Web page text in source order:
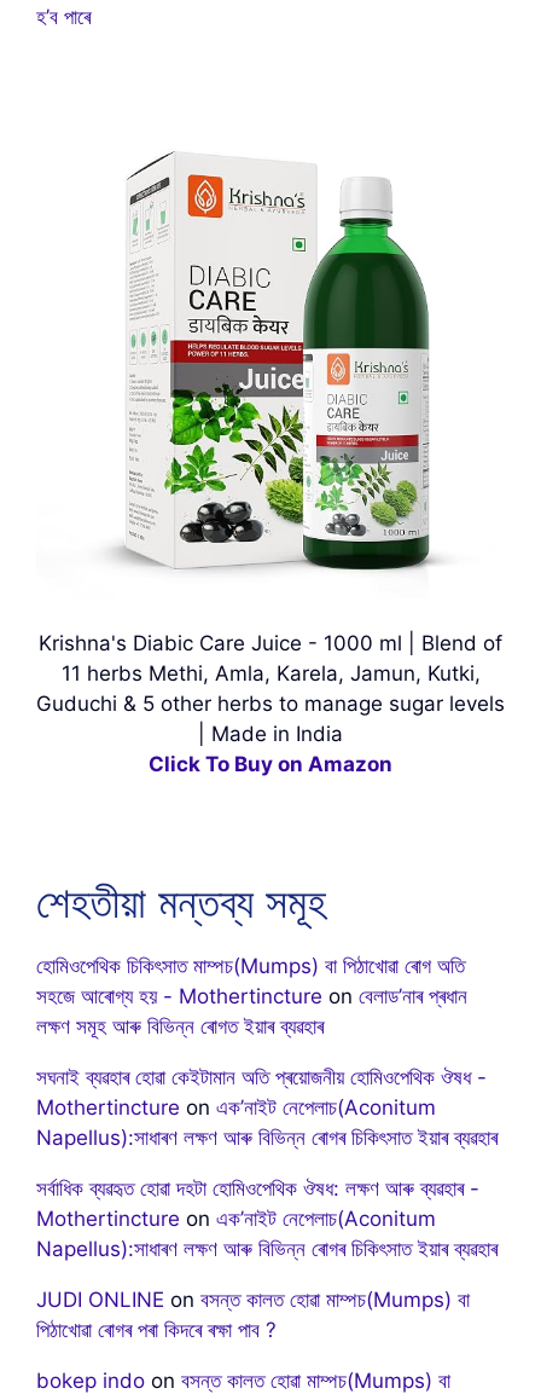
হ’ব পাৰে
Krishna's Diabic Care Juice - 1000 ml | Blend of
11 herbs Methi, Amla, Karela, Jamun, Kutki,
Guduchi & 5 other herbs to manage sugar levels
| Made in India
Click To Buy on Amazon
শেহতীয়া মন্তব্য সমূহ
হোমিওপেথিক চিকিৎসাত মাম্পচ(Mumps) বা পিঠাখোৱা ৰোগ অতি
সহজে আৰোগ্য হয় - Mothertincture on বেলাড’নাৰ প্ৰধান
লক্ষণ সমূহ আৰু বিভিন্ন ৰোগত ইয়াৰ ব্যৱহাৰ
সঘনাই ব্যৱহাৰ হোৱা কেইটামান অতি প্ৰয়োজনীয় হোমিওপেথিক ঔষধ -
Mothertincture on এক’নাইট নেপেলাচ(Aconitum
Napellus):সাধাৰণ লক্ষণ আৰু বিভিন্ন ৰোগৰ চিকিৎসাত ইয়াৰ ব্যৱহাৰ
সৰ্বাধিক ব্যৱহৃত হোৱা দহটা হোমিওপেথিক ঔষধ: লক্ষণ আৰু ব্যৱহাৰ -
Mothertincture on এক’নাইট নেপেলাচ(Aconitum
Napellus):সাধাৰণ লক্ষণ আৰু বিভিন্ন ৰোগৰ চিকিৎসাত ইয়াৰ ব্যৱহাৰ
JUDI ONLINE on বসন্ত কালত হোৱা মাম্পচ(Mumps) বা
পিঠাখোৱা ৰোগৰ পৰা কিদৰে ৰক্ষা পাব ?
bokep indo on বসন্ত কালত হোৱা মাম্পচ(Mumps) বা